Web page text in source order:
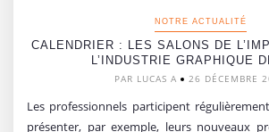
NOTRE ACTUALITÉ
CALENDRIER : LES SALONS DE
L’INDUSTRIE GRAPHIQUE
PAR LUCAS A 26 DÉCEMBRE
Les professionnels participent
présenter, par exemple, leurs nouveaux